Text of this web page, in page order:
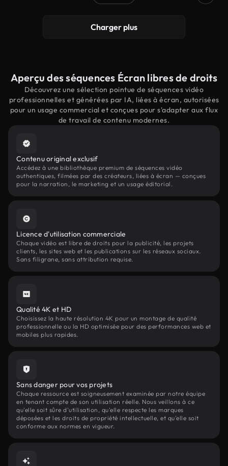
Charger plus
Aperçu des séquences Écran libres de droits
Découvrez une sélection pointue de séquences vidéo
professionnelles et générées par IA, liées à écran, autorisées
pour un usage commercial et conçues pour s'adapter aux flux
de travail de contenu modernes.
Contenu original exclusif
Accédez à une bibliothèque premium de séquences vidéo
authentiques, filmées par des créateurs, liées à écran — conçues
pour la narration, le marketing et un usage éditorial.
Licence d'utilisation commerciale
Chaque vidéo est libre de droits pour la publicité, les projets
clients, les sites web et les publications sur les réseaux sociaux.
Sans filigrane, sans attribution requise.
Qualité 4K et HD
Choisissez la haute résolution 4K pour un montage de qualité
professionnelle ou la HD optimisée pour des performances web et
mobiles plus rapides.
Sans danger pour vos projets
Chaque ressource est soigneusement examinée par notre équipe
en tenant compte de son utilisation réelle. Nous veillons à ce
qu'elle soit sûre d'utilisation, qu'elle respecte les marques
déposées et les droits de propriété intellectuelle, et qu'elle soit
conforme aux normes en vigueur.